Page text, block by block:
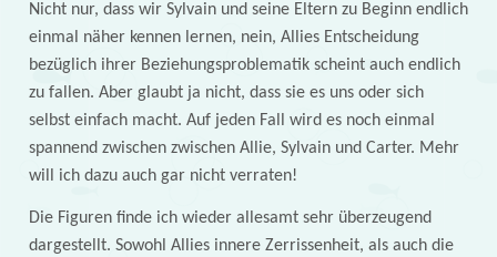
Nicht nur, dass wir Sylvain und seine Eltern zu Beginn endlich
einmal näher kennen lernen, nein, Allies Entscheidung
bezüglich ihrer Beziehungsproblematik scheint auch endlich
zu fallen. Aber glaubt ja nicht, dass sie es uns oder sich
selbst einfach macht. Auf jeden Fall wird es noch einmal
spannend zwischen zwischen Allie, Sylvain und Carter. Mehr
will ich dazu auch gar nicht verraten!
Die Figuren finde ich wieder allesamt sehr überzeugend
dargestellt. Sowohl Allies innere Zerrissenheit, als auch die